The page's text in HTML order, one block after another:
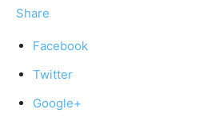
Share
Facebook
Twitter
Google+